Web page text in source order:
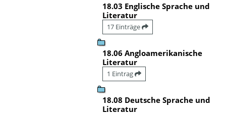
18.03 Englische Sprache und
Literatur
17 Einträge
18.06 Angloamerikanische
Literatur
1 Eintrag
18.08 Deutsche Sprache und
Literatur